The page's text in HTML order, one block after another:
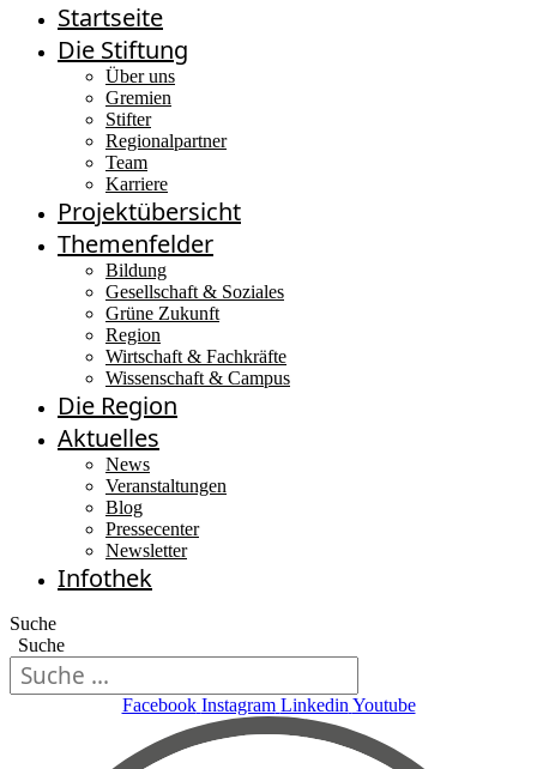
Startseite
Die Stiftung
Über uns
Gremien
Stifter
Regionalpartner
Team
Karriere
Projektübersicht
Themenfelder
Bildung
Gesellschaft & Soziales
Grüne Zukunft
Region
Wirtschaft & Fachkräfte
Wissenschaft & Campus
Die Region
Aktuelles
News
Veranstaltungen
Blog
Pressecenter
Newsletter
Infothek
Suche
Suche
Facebook Instagram Linkedin Youtube